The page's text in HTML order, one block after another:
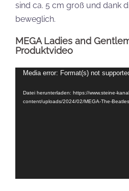
sind ca. 5 cm groß und dank
beweglich.
MEGA Ladies and
Produktvideo
Video-
Media error: Format(s) not
Datei herunterladen: https://www.steine-
content/uploads/2024/02/MEGA-The-